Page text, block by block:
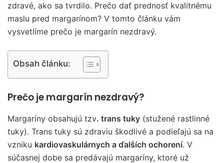
zdravé, ako sa tvrdilo. Prečo dať prednosť kvalitnému
maslu pred margarínom? V tomto článku vám
vysvetlíme prečo je margarín nezdravý.
Obsah článku:
Prečo je margarín nezdravý?
Margaríny obsahujú tzv. trans tuky (stužené rastlinné
tuky). Trans tuky sú zdraviu škodlivé a podieľajú sa na
vzniku kardiovaskulárnych a ďalších ochorení. V
súčasnej dobe sa predávajú margaríny, ktoré už